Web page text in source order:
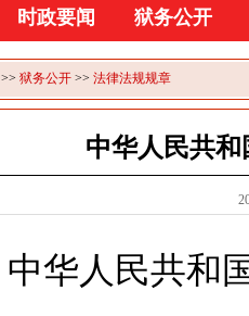
时政要闻 狱务公开
>> 狱务公开 >> 法律法规规章
中华人民共
中华人民共和